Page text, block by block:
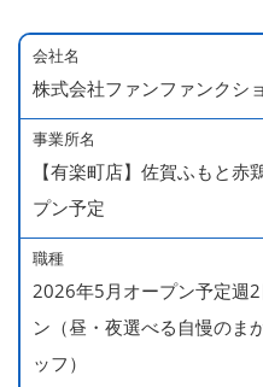
会社名
株式会社ファンファンクシ
事業所名
【有楽町店】佐賀ふもと
プン予定
職種
2026年5月オープン予定週
ン（昼・夜選べる自慢のま
ッフ）